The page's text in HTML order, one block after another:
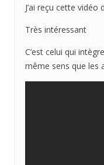
J’ai reçu cette vidéo
Très intéressant
C’est celui qui
même sens que les